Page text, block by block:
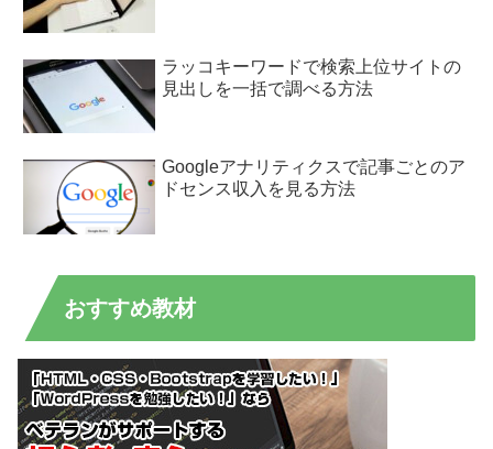
ラッコキーワードで検索上位サイトの
見出しを一括で調べる方法
Googleアナリティクスで記事ごとのア
ドセンス収入を見る方法
おすすめ教材